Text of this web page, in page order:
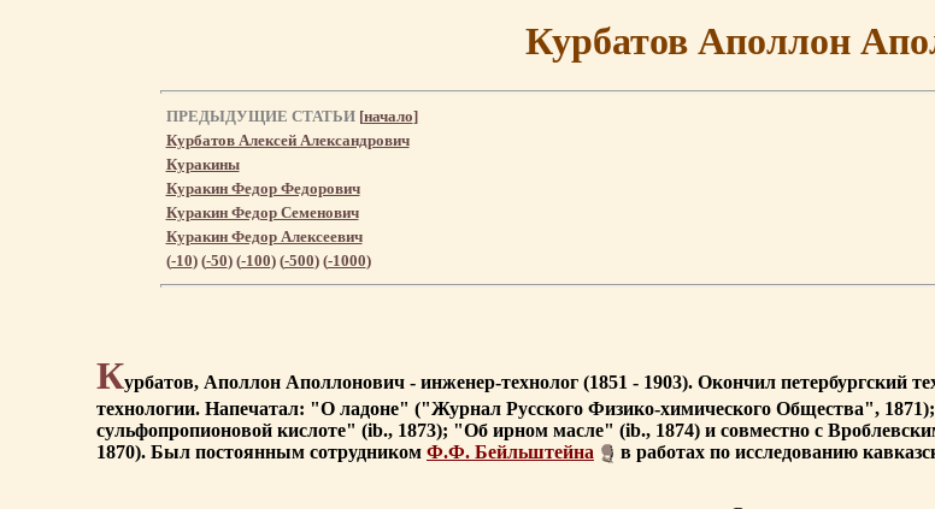
Курбатов Аполлон
ПРЕДЫДУЩИЕ СТАТЬИ [начало]
Курбатов Алексей Александрович
Куракины
Куракин Федор Федорович
Куракин Федор Семенович
Куракин Федор Алексеевич
(-10) (-50) (-100) (-500) (-1000)
Курбатов, Аполлон Аполлонович - инженер-технолог (1851 - 1903). Окончил петербургский
технологии. Напечатал: "О ладоне" ("Журнал Русского Физико-химического Общества",
сульфопропионовой кислоте" (ib., 1873); "Об ирном масле" (ib., 1874) и совместно с
1870). Был постоянным сотрудником Ф.Ф. Бейльштейна в работах по исследованию